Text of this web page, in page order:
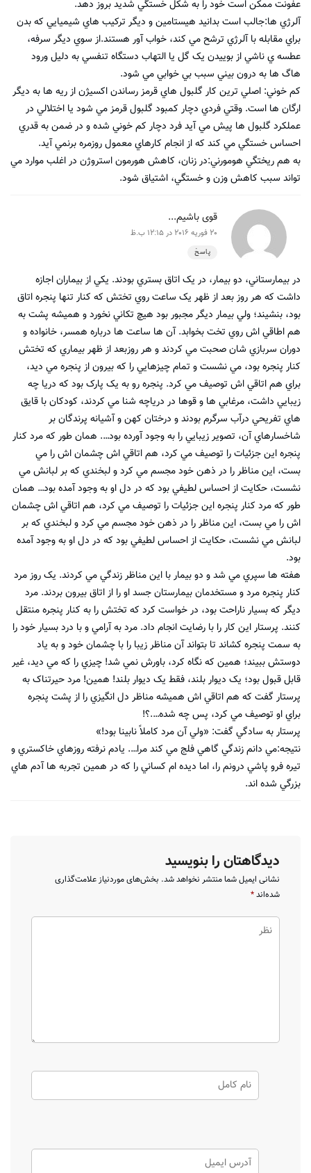
عفونت ممکن است خود را به شکل خستگي شديد بروز دهد.
آلرژي ها:جالب است بدانيد هيستامين و ديگر ترکيب ‌هاي شيميايي که بدن
براي مقابله با آلرژي ترشح مي‌ کند، خواب آور هستند.از سوي ديگر سرفه،
عطسه ي ناشي از بوييدن يک گل يا التهاب دستگاه تنفسي به دليل ورود
هاگ ‌ها به درون بيني سبب بي ‌خوابي مي ‌شود.
کم ‌خوني: اصلي‌ ترين کار گلبول‌ هاي قرمز رساندن اکسيژن از ريه‌ ها به ديگر
ارگان ‌ها است. وقتي فردي دچار کمبود گلبول قرمز مي ‌شود يا اختلالي در
عملکرد گلبول‌ ها پيش مي ‌آيد فرد دچار کم ‌خوني شده و در ضمن به قدري
احساس خستگي مي ‌کند که از انجام کارهاي معمول روزمره برنمي ‌آيد.
به‌ هم ريختگي هومورني:در زنان، کاهش هورمون استروژن در اغلب موارد مي
‌تواند سبب کاهش وزن و خستگي، اشتياق شود.
قوی باشیم...
20 فوریه 2016 در 12:15 ب.ظ
پاسخ
در بيمارستاني، دو بيمار، در يک اتاق بستري بودند. يکي از بيماران اجازه
داشت که هر روز بعد از ظهر يک ساعت روي تختش که کنار تنها پنجره اتاق
بود، بنشيند؛ ولي بيمار ديگر مجبور بود هيچ تکاني نخورد و هميشه پشت به
هم اطاقي اش روي تخت بخوابد. آن ها ساعت ها درباره همسر، خانواده و
دوران سربازي شان صحبت مي کردند و هر روزبعد از ظهر بيماري که تختش
کنار پنجره بود، مي نشست و تمام چيزهايي را که بيرون از پنجره مي ديد،
براي هم اتاقي اش توصيف مي کرد. پنجره رو به يک پارک بود که دريا چه
زيبايي داشت، مرغابي ها و قوها در درياچه شنا مي کردند، کودکان با قايق
هاي تفريحي درآب سرگرم بودند و درختان کهن و آشيانه پرندگان بر
شاخسارهاي آن، تصوير زيبايي را به وجود آورده بود…. همان طور که مرد کنار
پنجره اين جزئيات را توصيف مي کرد، هم اتاقي اش چشمان اش را مي
بست، اين مناظر را در ذهن خود مجسم مي کرد و لبخندي که بر لبانش مي
نشست، حکايت از احساس لطيفي بود که در دل او به وجود آمده بود… همان
طور که مرد کنار پنجره اين جزئيات را توصيف مي کرد، هم اتاقي اش چشمان
اش را مي بست، اين مناظر را در ذهن خود مجسم مي کرد و لبخندي که بر
لبانش مي نشست، حکايت از احساس لطيفي بود که در دل او به وجود آمده
بود.
هفته ها سپري مي شد و دو بيمار با اين مناظر زندگي مي کردند. يک روز مرد
کنار پنجره مرد و مستخدمان بيمارستان جسد او را از اتاق بيرون بردند. مرد
ديگر که بسيار ناراحت بود، در خواست کرد که تختش را به کنار پنجره منتقل
کنند. پرستار اين کار را با رضايت انجام داد. مرد به آرامي و با درد بسيار خود را
به سمت پنجره کشاند تا بتواند آن مناظر زيبا را با چشمان خود و به ياد
دوستش ببيند؛ همين که نگاه کرد، باورش نمي شد! چيزي را که مي ديد، غير
قابل قبول بود؛ يک ديوار بلند، فقط يک ديوار بلند! همين! مرد حيرتناک به
پرستار گفت که هم اتاقي اش هميشه مناظر دل انگيزي را از پشت پنجره
براي او توصيف مي کرد، پس چه شده….؟!
پرستار به سادگي گفت: «ولي آن مرد کاملاً نابينا بود!»
نتيجه:مي دانم زندگي گاهي فلج مي کند مرا…. يادم نرفته روزهاي خاکستري و
تيره فرو پاشي درونم را، اما ديده ام کساني را که در همين تجربه ها آدم هاي
بزرگي شده اند.
دیدگاهتان را بنویسید
نشانی ایمیل شما منتشر نخواهد شد. بخش‌های موردنیاز علامت‌گذاری
شده‌اند*